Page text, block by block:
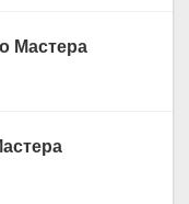
Мастера